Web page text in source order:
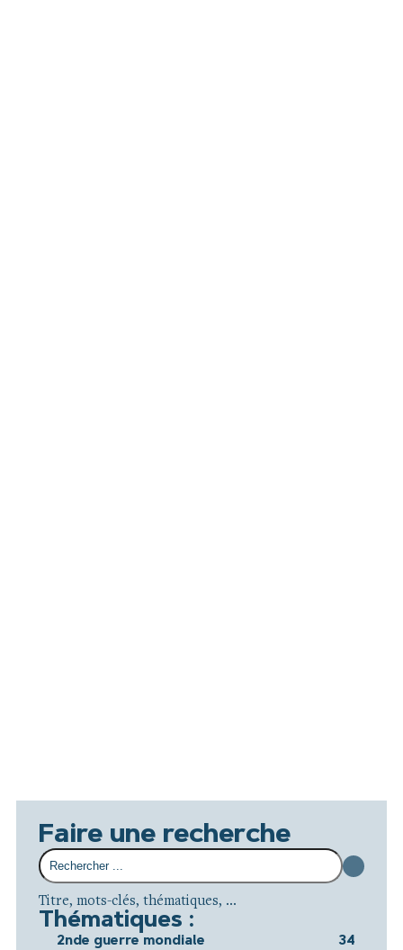
Faire une recherche
Titre, mots-clés, thématiques, ...
Thématiques :
2nde guerre mondiale 34